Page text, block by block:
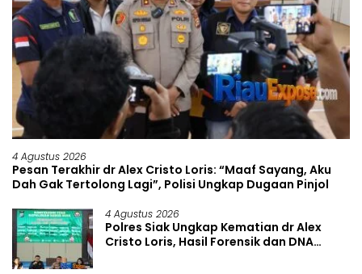
4 Agustus 2026
Pesan Terakhir dr Alex Cristo Loris: “Maaf Sayang, Aku
Dah Gak Tertolong Lagi”, Polisi Ungkap Dugaan Pinjol
4 Agustus 2026
Polres Siak Ungkap Kematian dr Alex
Cristo Loris, Hasil Forensik dan DNA